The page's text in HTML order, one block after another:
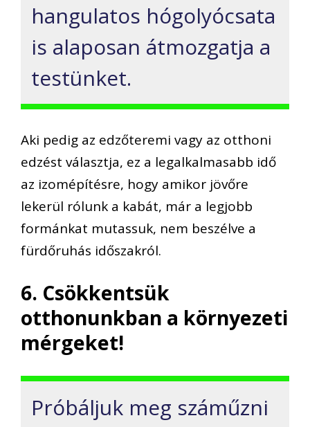
hangulatos hógolyócsata
is alaposan átmozgatja a
testünket.
Aki pedig az edzőteremi vagy az otthoni
edzést választja, ez a legalkalmasabb idő
az izomépítésre, hogy amikor jövőre
lekerül rólunk a kabát, már a legjobb
formánkat mutassuk, nem beszélve a
fürdőruhás időszakról.
6. Csökkentsük
otthonunkban a környezeti
mérgeket!
Próbáljuk meg száműzni